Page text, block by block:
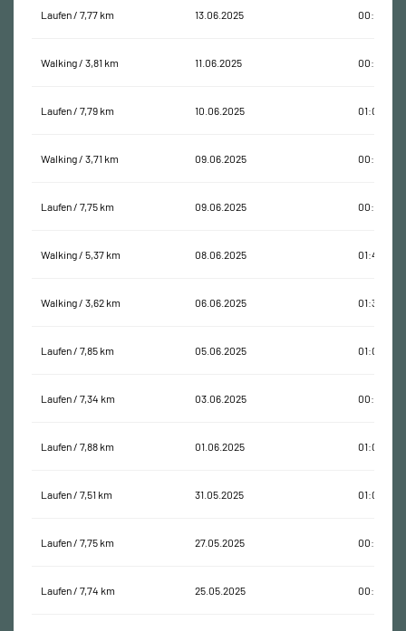
Laufen / 7,77 km 13.06.2025 00:56:31
Walking / 3,81 km 11.06.2025 00:54:17
Laufen / 7,79 km 10.06.2025 01:06:21
Walking / 3,71 km 09.06.2025 00:49:46
Laufen / 7,75 km 09.06.2025 00:59:08
Walking / 5,37 km 08.06.2025 01:47:47
Walking / 3,62 km 06.06.2025 01:38:11
Laufen / 7,85 km 05.06.2025 01:00:05
Laufen / 7,34 km 03.06.2025 00:52:20
Laufen / 7,88 km 01.06.2025 01:02:22
Laufen / 7,51 km 31.05.2025 01:01:16
Laufen / 7,75 km 27.05.2025 00:59:52
Laufen / 7,74 km 25.05.2025 00:57:18